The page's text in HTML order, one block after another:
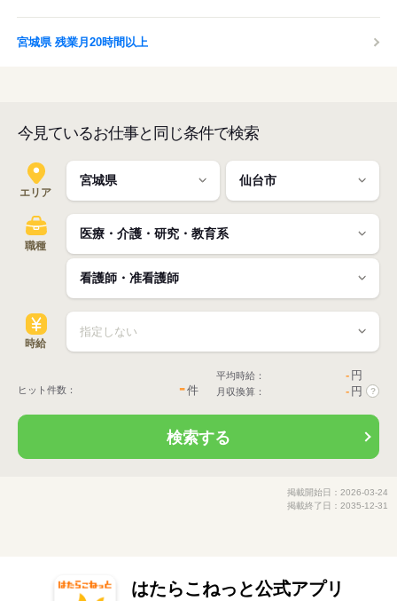
宮城県 残業月20時間以上
今見ているお仕事と同じ条件で検索
エリア
職種
時給
ヒット件数： -件
平均時給： - 円
月収換算： - 円 ?
検索する
掲載開始日：2026-03-24
掲載終了日：2035-12-31
はたらこねっと公式アプリ